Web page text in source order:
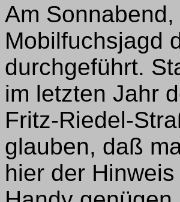
Am
Mobilfuchsjagd
durchgeführt.
im letzten Jahr
Fritz-Riedel-
glauben, daß
hier der